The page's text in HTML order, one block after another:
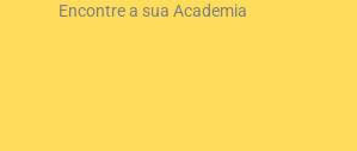
Encontre a sua Academia